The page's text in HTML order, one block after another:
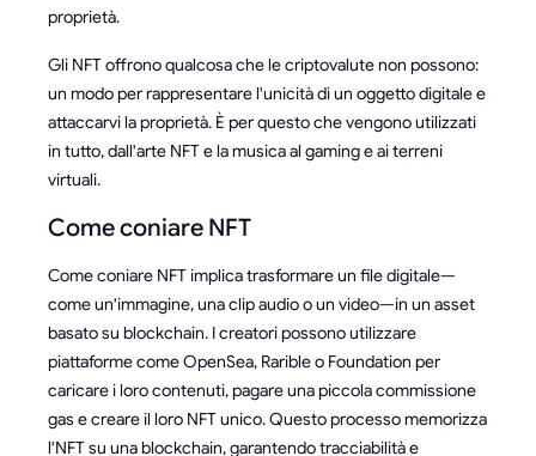
proprietà.
Gli NFT offrono qualcosa che le criptovalute non possono:
un modo per rappresentare l'unicità di un oggetto digitale e
attaccarvi la proprietà. È per questo che vengono utilizzati
in tutto, dall'arte NFT e la musica al gaming e ai terreni
virtuali.
Come coniare NFT
Come coniare NFT implica trasformare un file digitale—
come un'immagine, una clip audio o un video—in un asset
basato su blockchain. I creatori possono utilizzare
piattaforme come OpenSea, Rarible o Foundation per
caricare i loro contenuti, pagare una piccola commissione
gas e creare il loro NFT unico. Questo processo memorizza
l'NFT su una blockchain, garantendo tracciabilità e